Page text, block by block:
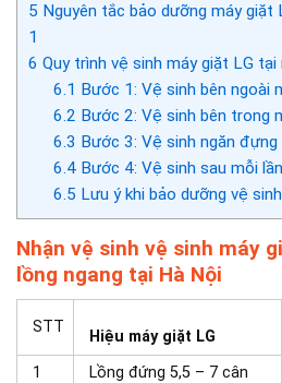
5 Nguyên tắc bảo dưỡng máy giặt
1
6 Quy trình vệ sinh máy giặt LG tại
6.1 Bước 1: Vệ sinh bên ngoài
6.2 Bước 2: Vệ sinh bên trong
6.3 Bước 3: Vệ sinh ngăn
6.4Bước 4: Vệ sinh sau mỗi
6.5 Lưu ý khi bảo dưỡng vệ
Nhận vệ sinh vệ sinh máy
lồng ngang tại Hà Nội
STT
Hiệu máy giặt LG
1
Lồng đứng 5,5 – 7 cân